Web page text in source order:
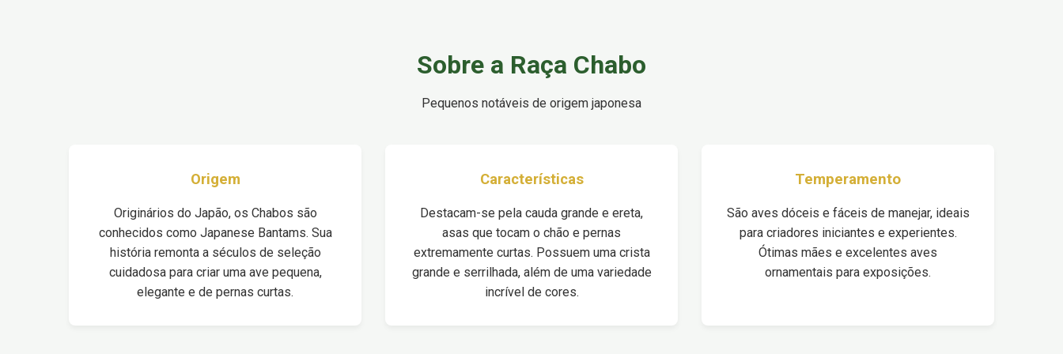
Sobre a Raça Chabo
Pequenos notáveis de origem japonesa
Origem
Originários do Japão, os Chabos são
conhecidos como Japanese Bantams. Sua
história remonta a séculos de seleção
cuidadosa para criar uma ave pequena,
elegante e de pernas curtas.
Características
Destacam-se pela cauda grande e ereta,
asas que tocam o chão e pernas
extremamente curtas. Possuem uma crista
grande e serrilhada, além de uma variedade
incrível de cores.
Temperamento
São aves dóceis e fáceis de manejar, ideais
para criadores iniciantes e experientes.
Ótimas mães e excelentes aves
ornamentais para exposições.